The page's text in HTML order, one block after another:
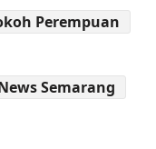
Perempuan
Semarang